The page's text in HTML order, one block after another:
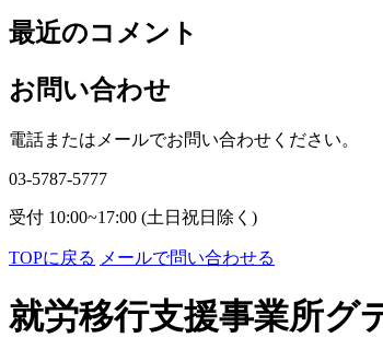
カ
イ
ブ
最近のコメント
お問い合わせ
電話またはメールでお問い合わせください。
03-5787-5777
受付 10:00~17:00 (土日祝日除く)
TOPに戻る メールで問い合わせる
就労移行支援事業所グ